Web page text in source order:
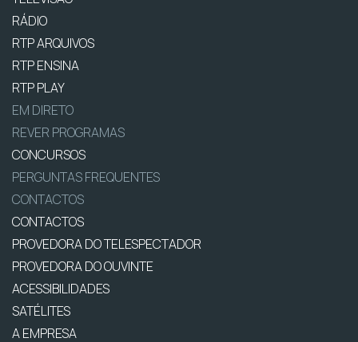
RÁDIO
RTP ARQUIVOS
RTP ENSINA
RTP PLAY
EM DIRETO
REVER PROGRAMAS
CONCURSOS
PERGUNTAS FREQUENTES
CONTACTOS
CONTACTOS
PROVEDORA DO TELESPECTADOR
PROVEDORA DO OUVINTE
ACESSIBILIDADES
SATÉLITES
A EMPRESA